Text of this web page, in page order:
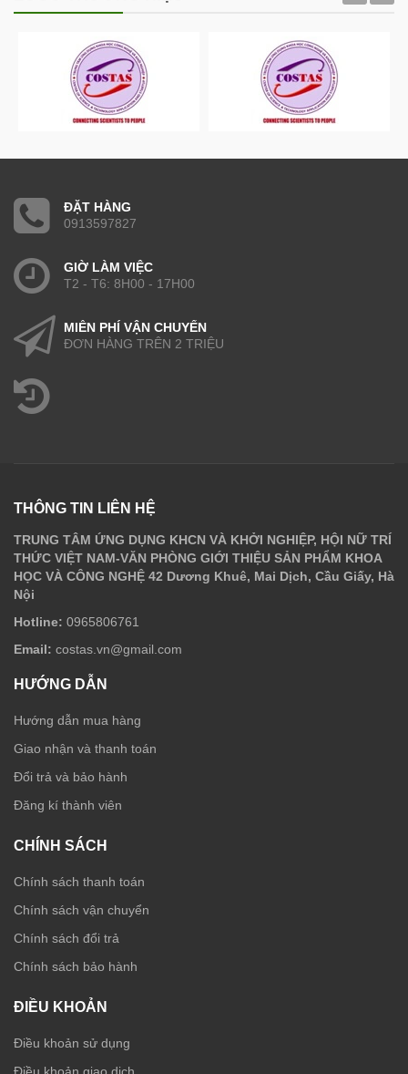
ĐẶT HÀNG
0913597827
GIỜ LÀM VIỆC
T2 - T6: 8H00 - 17H00
MIỄN PHÍ VẬN CHUYỂN
ĐƠN HÀNG TRÊN 2 TRIỆU
THÔNG TIN LIÊN HỆ
TRUNG TÂM ỨNG DỤNG KHCN VÀ KHỞI NGHIỆP, HỘI NỮ TRÍ
THỨC VIỆT NAM-VĂN PHÒNG GIỚI THIỆU SẢN PHẨM KHOA
HỌC VÀ CÔNG NGHỆ 42 Dương Khuê, Mai Dịch, Cầu Giấy, Hà
Nội
Hotline: 0965806761
Email: costas.vn@gmail.com
HƯỚNG DẪN
Hướng dẫn mua hàng
Giao nhận và thanh toán
Đổi trả và bảo hành
Đăng kí thành viên
CHÍNH SÁCH
Chính sách thanh toán
Chính sách vận chuyển
Chính sách đổi trả
Chính sách bảo hành
ĐIỀU KHOẢN
Điều khoản sử dụng